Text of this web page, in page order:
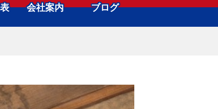
会社案内 ブログ